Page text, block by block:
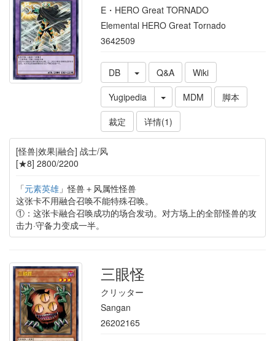
E・HERO Great TORNADO
Elemental HERO Great Tornado
3642509
DB Q&A
Wiki
Yugipedia
MDM
脚本
裁定
详情(1)
[怪兽|效果|融合] 战士/风
[★8] 2800/2200
「元素英雄」怪兽＋风属性怪兽
这张卡不用融合召唤不能特殊召唤。
①：这张卡融合召唤成功的场合发动。对方场上的全部怪兽的攻
击力·守备力变成一半。
三眼怪
クリッター
Sangan
26202165